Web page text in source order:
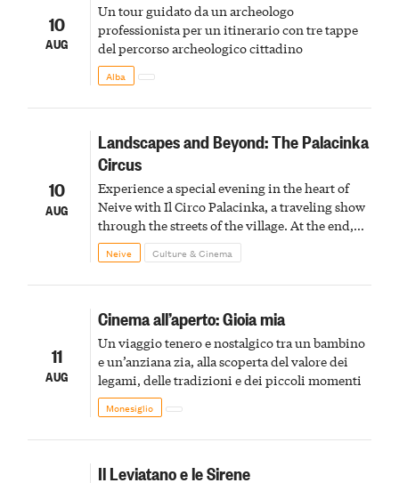
10
AUG
Un tour guidato da un archeologo
professionista per un itinerario con tre tappe
del percorso archeologico cittadino
Alba
10
AUG
Landscapes and Beyond: The Palacinka
Circus
Experience a special evening in the heart of
Neive with Il Circo Palacinka, a traveling show
through the streets of the village. At the end,
Cascina Fonda Winery will offer a tasting of
two sparkling wines.
Neive Culture & Cinema
11
AUG
Cinema all’aperto: Gioia mia
Un viaggio tenero e nostalgico tra un bambino
e un’anziana zia, alla scoperta del valore dei
legami, delle tradizioni e dei piccoli momenti
Monesiglio
Il Leviatano e le Sirene